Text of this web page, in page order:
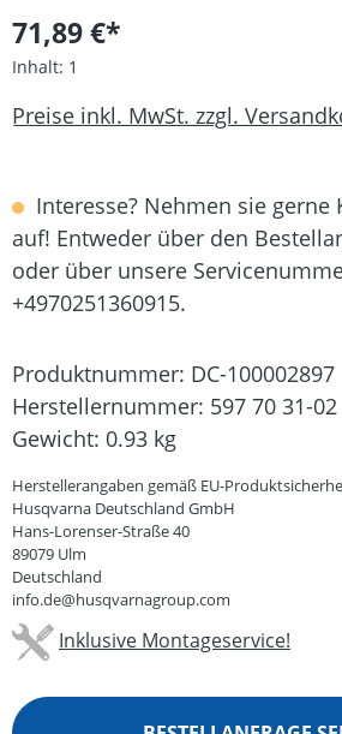
71,89 €*
Inhalt: 1
Preise inkl. MwSt. zzgl.
Interesse? Nehmen sie gerne
auf! Entweder über den
oder über unsere
+4970251360915.
Produktnummer: DC-100002897
Herstellernummer: 597 70 31-02
Gewicht: 0.93 kg
Herstellerangaben gemäß EU-
Husqvarna Deutschland GmbH
Hans-Lorenser-Straße 40
89079 Ulm
Deutschland
info.de@husqvarnagroup.com
Inklusive Montageservice!